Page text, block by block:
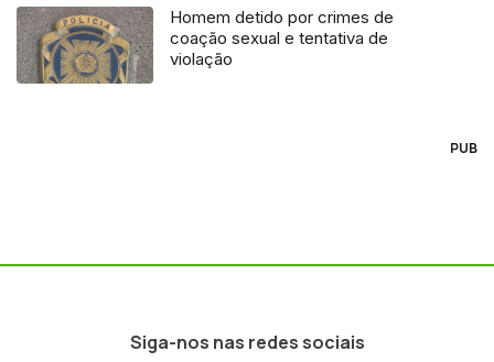
Homem detido por crimes de
coação sexual e tentativa de
violação
PUB
Siga-nos nas redes sociais